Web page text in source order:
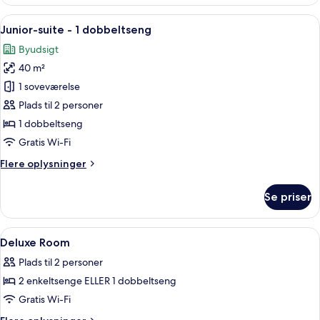
(SMART)
Indlæs
alle
billeder
af
Junior-
suite
-
1
Et hotelværelse med seng,
6
Junior-suite - 1 dobbeltseng
Byudsigt
40 m²
1 soveværelse
Plads til 2 personer
1 dobbeltseng
Gratis Wi-Fi
Flere oplysninger
Flere
suite
1
Se priser
Indlæs
alle
billeder
af
Deluxe
Room
Minibar, pengeskab på værelset,
4
Deluxe Room
Plads til 2 personer
2 enkeltsenge ELLER 1 dobbeltseng
Gratis Wi-Fi